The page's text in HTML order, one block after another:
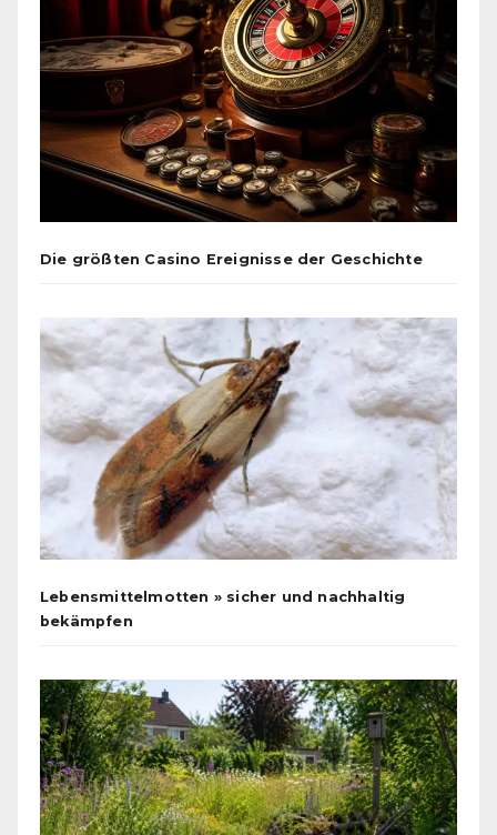
Die größten Casino Ereignisse der Geschichte
Lebensmittelmotten » sicher und nachhaltig
bekämpfen